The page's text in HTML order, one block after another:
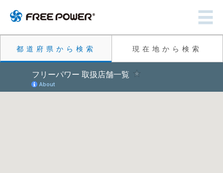
都道府県から検索 現在地から検索